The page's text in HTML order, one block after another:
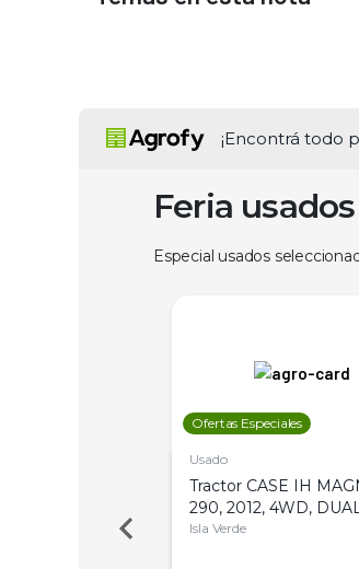
¡Encontrá todo
Feria
Especial usados
Ofertas Especiales
Usado
Tractor CASE IH
290, 2012, 4WD,
Isla Verde